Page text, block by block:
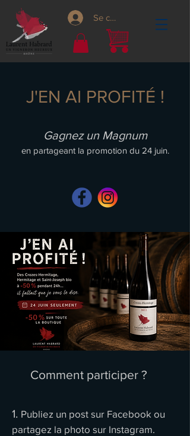
Se connecter
J'EN AI PROFITÉ !
Gagnez un Magnum
en partageant la promotion du 24 juin.
Comment participer ?
1. Publiez un post sur Facebook ou
partagez la photo sur Instagram.